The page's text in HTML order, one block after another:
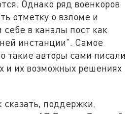
Однако ряд военкоров
отметку о взломе и
себе в каналы пост как
инстанции". Самое
такие авторы сами писали
и их возможных решениях
сказать, поддержки.